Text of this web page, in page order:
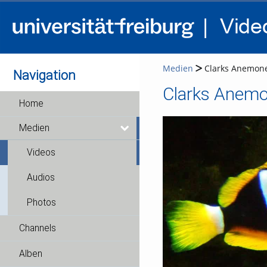
Navigation
Home
Medien
Videos
Audios
Photos
Channels
Alben
Medien Clarks
Clarks